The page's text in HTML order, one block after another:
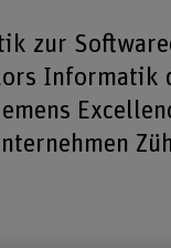
zur
Informatik